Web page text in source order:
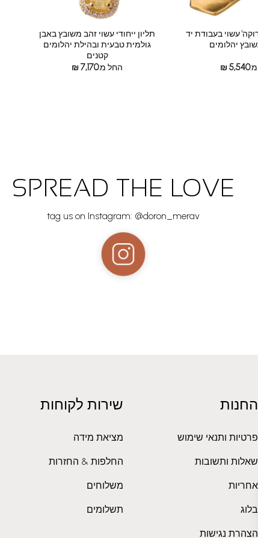
עשוי בעבודת יד
יהלומים
₪5,540
תליון ייחודי עשוי זהב משובץ באבן
גולמית טבעית ובהילת יהלומים
קטנים
החל מ:
₪7,170
SPREAD THE LOVE
tag us on Instagram: @doron_merav
החנות
פרטיות ותנאי שימוש
שאלות ותשובות
אחריות
בלוג
הצהרת נגישות
שירות לקוחות
מציאת מידה
החלפות & החזרות
משלוחים
תשלומים